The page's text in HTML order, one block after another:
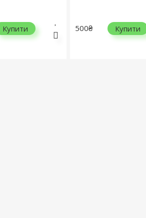
Купити 500₴ Купити